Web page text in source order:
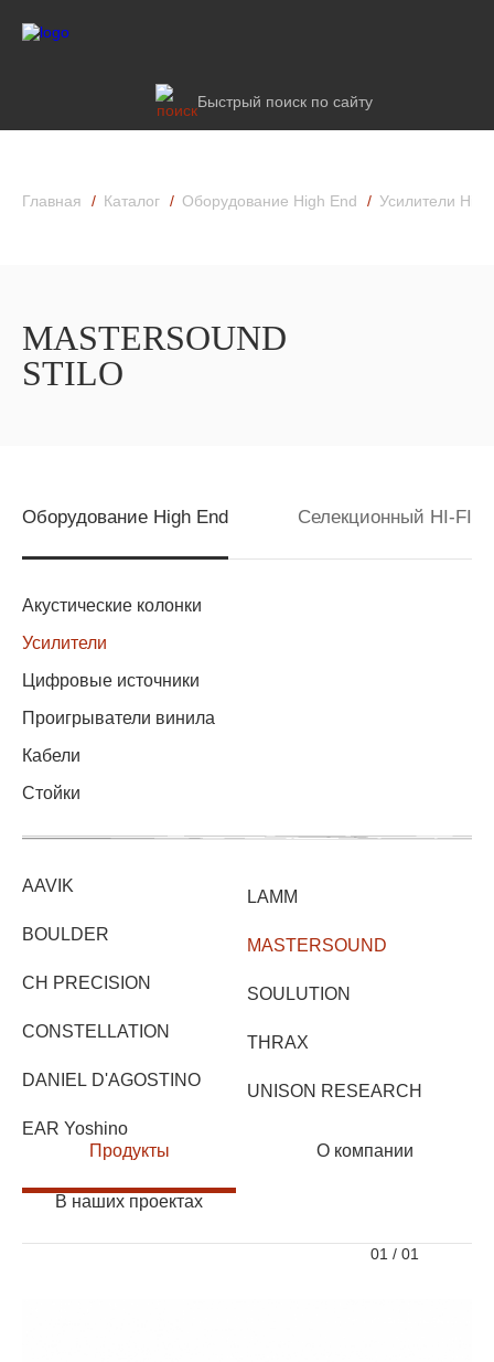
Быстрый поиск по сайту
Главная Каталог Оборудование High End Усилители
MASTERSOUND
STILO
Оборудование High End Селекционный HI-FI
Акустические колонки
Усилители
Цифровые источники
Проигрыватели винила
Кабели
Стойки
AAVIK
BOULDER
CH PRECISION
CONSTELLATION
DANIEL D'AGOSTINO
EAR Yoshino
LAMM
MASTERSOUND
SOULUTION
THRAX
UNISON RESEARCH
Продукты О компании
В наших проектах
01 / 01